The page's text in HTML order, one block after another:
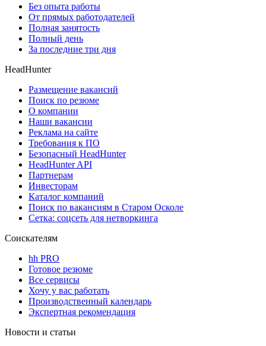
Без опыта работы
От прямых работодателей
Полная занятость
Полный день
За последние три дня
HeadHunter
Размещение вакансий
Поиск по резюме
О компании
Наши вакансии
Реклама на сайте
Требования к ПО
Безопасный HeadHunter
HeadHunter API
Партнерам
Инвесторам
Каталог компаний
Поиск по вакансиям в Старом Осколе
Сетка: соцсеть для нетворкинга
Соискателям
hh PRO
Готовое резюме
Все сервисы
Хочу у вас работать
Производственный календарь
Экспертная рекомендация
Новости и статьи